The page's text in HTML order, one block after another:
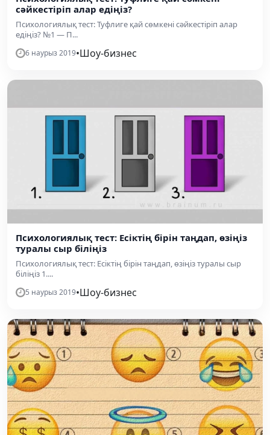
сәйкестіріп алар едіңіз?
Психологиялық тест: Туфлиге қай сөмкені сәйкестіріп алар
едіңіз? №1 — П...
6 наурыз 2019•Шоу-бизнес
Психологиялық тест: Есіктің бірін таңдап, өзіңіз
туралы сыр біліңіз
Психологиялық тест: Есіктің бірін таңдап, өзіңіз туралы сыр
біліңіз 1....
5 наурыз 2019•Шоу-бизнес